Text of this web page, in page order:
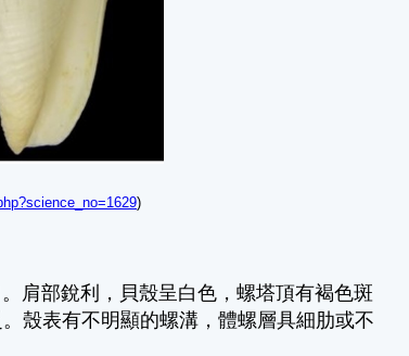
)
部銳利，貝殼呈白色，螺塔頂有褐色斑
殼表有不明顯的螺溝，體螺層具細肋或不